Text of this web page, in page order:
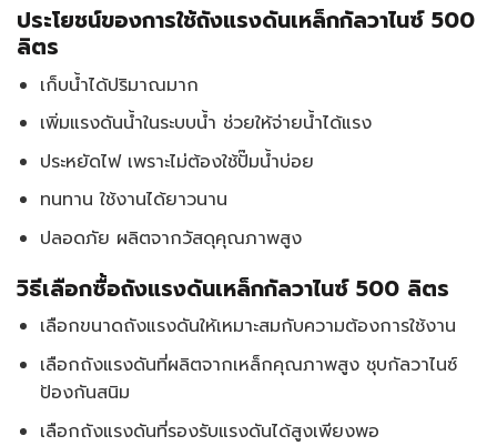
ประโยชน์ของการใช้ถังแรงดันเหล็กกัลวาไนซ์ 500
ลิตร
เก็บน้ำได้ปริมาณมาก
เพิ่มแรงดันน้ำในระบบน้ำ ช่วยให้จ่ายน้ำได้แรง
ประหยัดไฟ เพราะไม่ต้องใช้ปั๊มน้ำบ่อย
ทนทาน ใช้งานได้ยาวนาน
ปลอดภัย ผลิตจากวัสดุคุณภาพสูง
วิธีเลือกซื้อถังแรงดันเหล็กกัลวาไนซ์ 500 ลิตร
เลือกขนาดถังแรงดันให้เหมาะสมกับความต้องการใช้งาน
เลือกถังแรงดันที่ผลิตจากเหล็กคุณภาพสูง ชุบกัลวาไนซ์
ป้องกันสนิม
เลือกถังแรงดันที่รองรับแรงดันได้สูงเพียงพอ